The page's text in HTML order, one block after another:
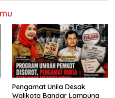
Pengamat Unila Desak
Walikota Bandar Lampung